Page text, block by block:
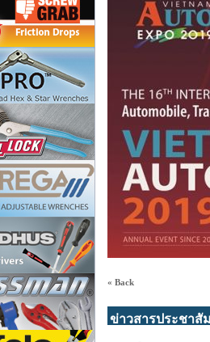
« Back
ข่าวสารประชาสั